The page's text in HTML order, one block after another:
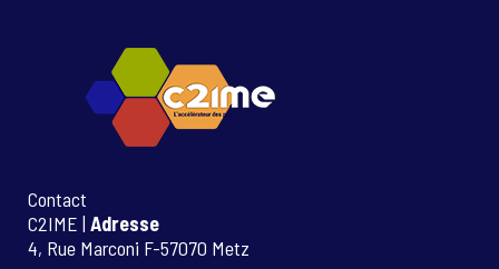
Contact
C2IME | Adresse
4, Rue Marconi F-57070 Metz